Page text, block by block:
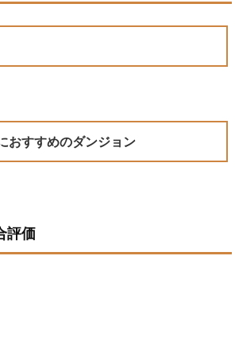
おすすめのダンジョン
評価